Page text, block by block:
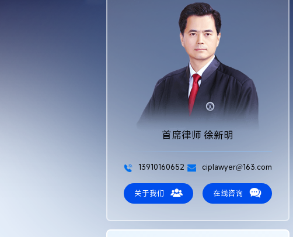
首席律师 徐新明
13910160652 ciplawyer@163.com
关于我们 在线咨询